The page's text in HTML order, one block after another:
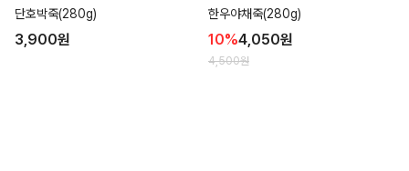
단호박죽(280g)
3,900원
한우야채죽(280g)
10%4,050원
4,500원